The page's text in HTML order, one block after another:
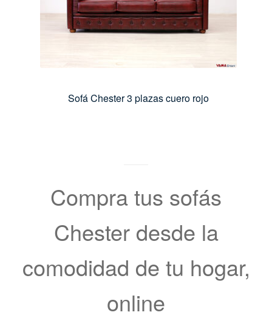
Sofá Chester 3 plazas cuero rojo
Compra tus sofás
Chester desde la
comodidad de tu hogar,
online